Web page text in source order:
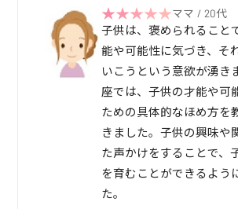
ママ / 20代
子供は、褒められること
能や可能性に気づき、そ
いこうという意欲が湧き
座では、子供の才能や可
ための具体的なほめ方を
きました。子供の興味や
た声かけをすることで、
を育むことができるよう
た。